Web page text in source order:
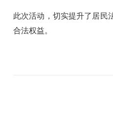
此次活动，切实提升了居民
合法权益。